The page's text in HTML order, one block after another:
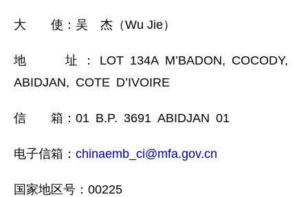
大 使：吴 杰（Wu Jie）
地 址：LOT 134A M’BADON, COCODY,
ABIDJAN, COTE D’IVOIRE
信 箱：01 B.P. 3691 ABIDJAN 01
电子信箱： chinaemb_ci@mfa.gov.cn
国家地区号：00225